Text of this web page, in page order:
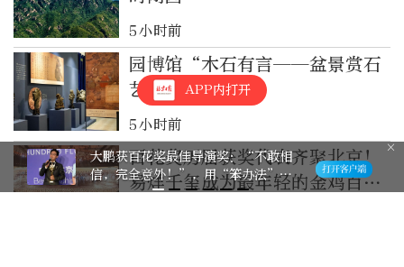
5小时前
园博馆“木石有言——盆景赏石
艺术展”开幕
5小时前
百花奖历届获奖代表齐聚北京！
易烊千玺成为最年轻的金鸡百花
APP内打开
大鹏获百花奖最佳导演奖：“不敢相
信，完全意外！”，用“笨办法”走
到今天，希望鼓舞更多人